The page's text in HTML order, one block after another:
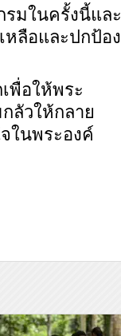
รมในครั้งนี้และ
ลือและปกป้อง
พื่อให้พระ
ลัวให้กลาย
ในพระองค์